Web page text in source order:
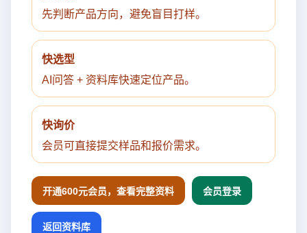
先判断产品方向，避免盲目打样。
快选型
AI问答 + 资料库快速定位产品。
快询价
会员可直接提交样品和报价需求。
开通600元会员，查看完整资料 会员登录
返回资料库